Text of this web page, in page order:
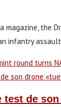
magazine, the
infantry
round turns
de